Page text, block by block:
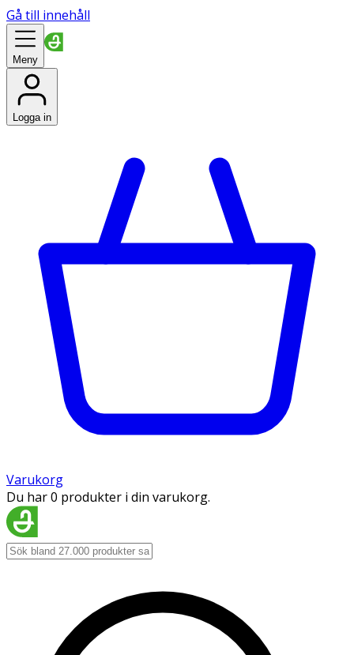
Gå till innehåll
Meny
Logga in
Varukorg
Du har 0 produkter i din varukorg.